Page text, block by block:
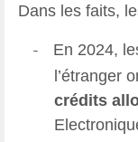
Dans les faits,
-
En 2024,
l’étranger
crédits